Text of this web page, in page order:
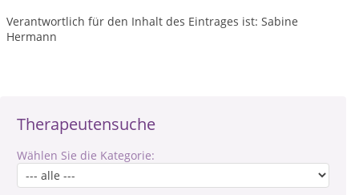
Therapeutensuche
Wählen Sie die Kategorie:
Verantwortlich für den Inhalt des Eintrages ist: Sabine
Hermann